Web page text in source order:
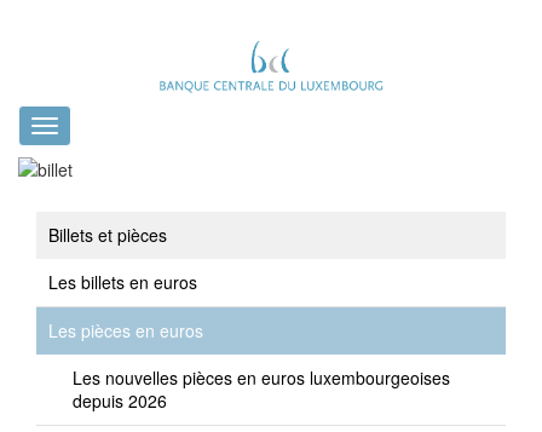
Toggle
navigation
Billets et pièces
Les billets en euros
Les pièces en euros
Les nouvelles pièces en euros luxembourgeoises
depuis 2026